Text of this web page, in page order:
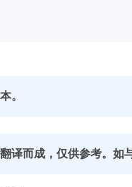
。
译而成，仅供参考。如